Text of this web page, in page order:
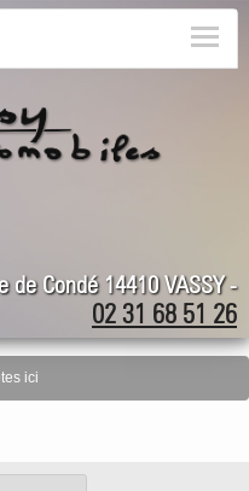
de Condé 14410 VASSY -
02 31 68 51 26
ici